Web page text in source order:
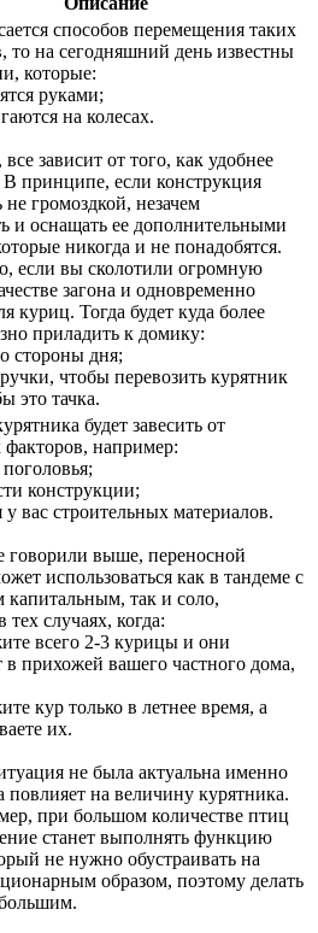
способов перемещения таких
то на сегодняшний день известны
которые:
руками;
на колесах.
все зависит от того, как удобнее
принципе, если конструкция
не громоздкой, незачем
и оснащать ее дополнительными
никогда и не понадобятся.
если вы сколотили огромную
загона и одновременно
куриц. Тогда будет куда более
приладить к домику:
стороны дня;
чтобы перевозить курятник
это тачка.
будет завесить от
факторов, например:
конструкции;
у вас строительных материалов.
выше, переносной
использоваться как в тандеме с
капитальным, так и соло,
случаях, когда:
всего 2-3 курицы и они
прихожей вашего частного дома,
кур только в летнее время, а
их.
не была актуальна именно
повлияет на величину курятника.
при большом количестве птиц
станет выполнять функцию
не нужно обустраивать на
образом, поэтому делать